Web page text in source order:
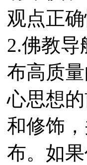
观点正
2.佛教
布高质
心思想
和修饰
布。如